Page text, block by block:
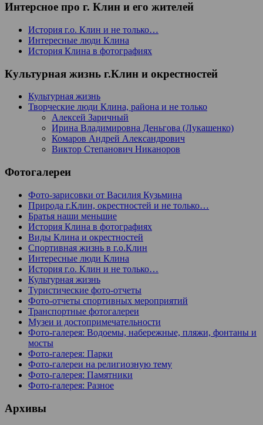
Интерсное про г. Клин и его жителей
История г.о. Клин и не только…
Интересные люди Клина
История Клина в фотографиях
Культурная жизнь г.Клин и окрестностей
Культурная жизнь
Творческие люди Клина, района и не только
Алексей Заричный
Ирина Владимировна Деньгова (Лукашенко)
Комаров Андрей Александрович
Виктор Степанович Никаноров
Фотогалереи
Фото-зарисовки от Василия Кузьмина
Природа г.Клин, окрестностей и не только…
Братья наши меньшие
История Клина в фотографиях
Виды Клина и окрестностей
Спортивная жизнь в г.о.Клин
Интересные люди Клина
История г.о. Клин и не только…
Культурная жизнь
Туристические фото-отчеты
Фото-отчеты спортивных мероприятий
Транспортные фотогалереи
Музеи и достопримечательности
Фото-галерея: Водоемы, набережные, пляжи, фонтаны и
мосты
Фото-галерея: Парки
Фото-галереи на религиозную тему
Фото-галерея: Памятники
Фото-галерея: Разное
Архивы